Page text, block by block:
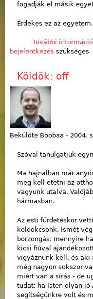
fogadják el másik
Érdekes ez az
További információ
bejelentkezés szükséges
Köldök: off
Beküldte Boobaa - 2004.
Szóval tanulgatjuk
Ma hajnalban már
meg kell etetni az
vagyunk utalva.
hármasban.
Az esti fürdetéskor
köldökcsonk. Ismét
borzongás: mennyire
kicsi fiúval
vigyáznunk kell, és aki
még nagyon sokszor
miért van a sírás - de
tudat: ha Isten olyan jó
segítségünkre volt és